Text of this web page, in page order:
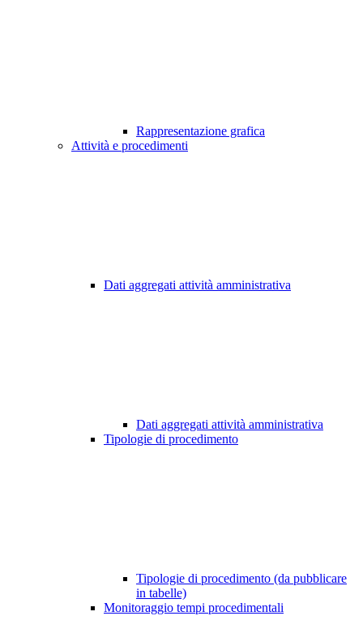
Rappresentazione grafica
Attività e procedimenti
Dati aggregati attività amministrativa
Dati aggregati attività amministrativa
Tipologie di procedimento
Tipologie di procedimento (da pubblicare
in tabelle)
Monitoraggio tempi procedimentali